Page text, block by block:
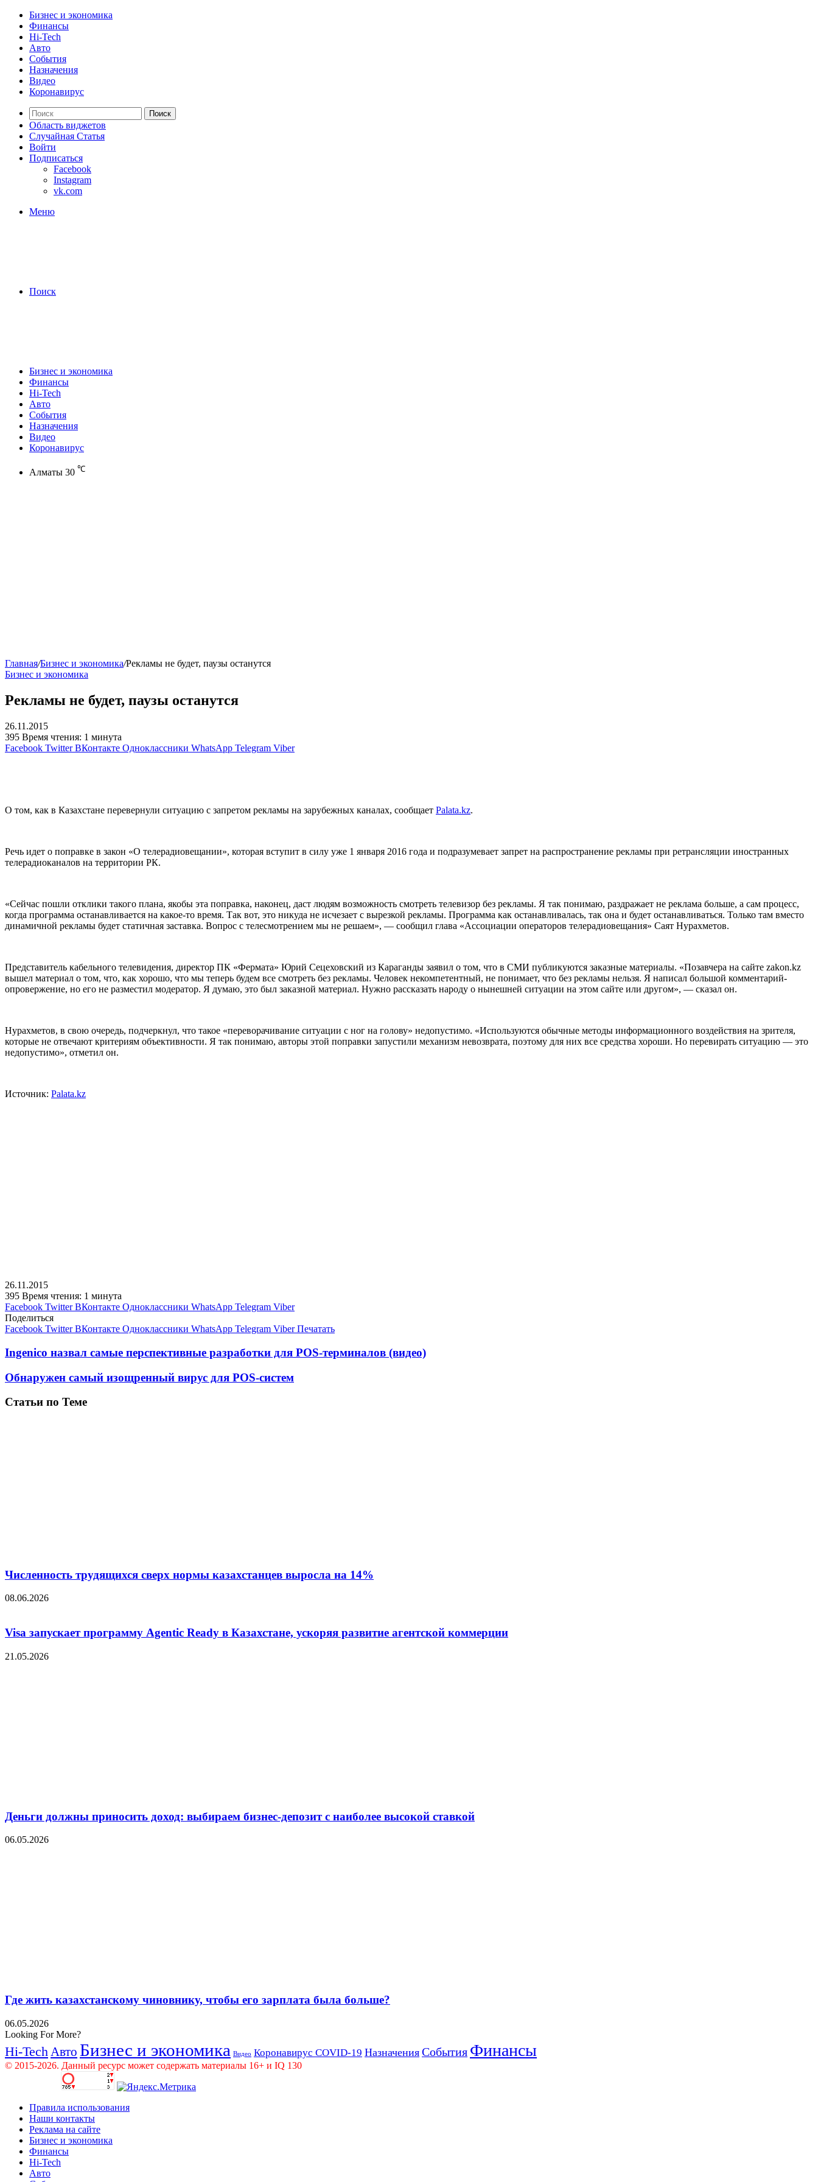
Бизнес и экономика
Финансы
Hi-Tech
Авто
События
Назначения
Видео
Коронавирус
Поиск
Область виджетов
Случайная Статья
Войти
Подписаться
Facebook
Instagram
vk.com
Меню
Поиск
Бизнес и экономика
Финансы
Hi-Tech
Авто
События
Назначения
Видео
Коронавирус
Алматы 30 ℃
Главная/Бизнес и экономика/Рекламы не будет, паузы останутся
Бизнес и экономика
Рекламы не будет, паузы останутся
26.11.2015
395 Время чтения: 1 минута
Facebook Twitter ВКонтакте Одноклассники WhatsApp Telegram Viber
О том, как в Казахстане перевернули ситуацию с запретом рекламы на зарубежных каналах, сообщает Рalata.kz.
Речь идет о поправке в закон «О телерадиовещании», которая вступит в силу уже 1 января 2016 года и подразумевает запрет на распространение рекламы при ретрансляции иностранных
телерадиоканалов на территории РК.
«Сейчас пошли отклики такого плана, якобы эта поправка, наконец, даст людям возможность смотреть телевизор без рекламы. Я так понимаю, раздражает не реклама больше, а сам процесс,
когда программа останавливается на какое-то время. Так вот, это никуда не исчезает с вырезкой рекламы. Программа как останавливалась, так она и будет останавливаться. Только там вместо
динамичной рекламы будет статичная заставка. Вопрос с телесмотрением мы не решаем», — сообщил глава «Ассоциации операторов телерадиовещания» Саят Нурахметов.
Представитель кабельного телевидения, директор ПК «Фермата» Юрий Сецеховский из Караганды заявил о том, что в СМИ публикуются заказные материалы. «Позавчера на сайте zakon.kz
вышел материал о том, что, как хорошо, что мы теперь будем все смотреть без рекламы. Человек некомпетентный, не понимает, что без рекламы нельзя. Я написал большой комментарий-
опровержение, но его не разместил модератор. Я думаю, это был заказной материал. Нужно рассказать народу о нынешней ситуации на этом сайте или другом», — сказал он.
Нурахметов, в свою очередь, подчеркнул, что такое «переворачивание ситуации с ног на голову» недопустимо. «Используются обычные методы информационного воздействия на зрителя,
которые не отвечают критериям объективности. Я так понимаю, авторы этой поправки запустили механизм невозврата, поэтому для них все средства хороши. Но перевирать ситуацию — это
недопустимо», отметил он.
Источник: Рalata.kz
26.11.2015
395 Время чтения: 1 минута
Facebook Twitter ВКонтакте Одноклассники WhatsApp Telegram Viber
Поделиться
Facebook Twitter ВКонтакте Одноклассники WhatsApp Telegram Viber Печатать
Ingenico назвал самые перспективные разработки для POS-терминалов (видео)
Обнаружен самый изощренный вирус для POS-систем
Статьи по Теме
Численность трудящихся сверх нормы казахстанцев выросла на 14%
08.06.2026
Visa запускает программу Agentic Ready в Казахстане, ускоряя развитие агентской коммерции
21.05.2026
Деньги должны приносить доход: выбираем бизнес-депозит с наиболее высокой ставкой
06.05.2026
Где жить казахстанскому чиновнику, чтобы его зарплата была больше?
06.05.2026
Looking For More?
Hi-Tech Авто Бизнес и экономика Видео Коронавирус COVID-19 Назначения События Финансы
© 2015-2026. Данный ресурс может содержать материалы 16+ и IQ 130
Правила использования
Наши контакты
Реклама на сайте
Бизнес и экономика
Финансы
Hi-Tech
Авто